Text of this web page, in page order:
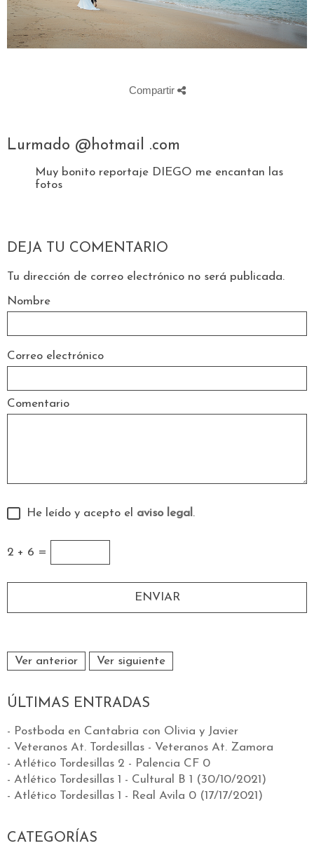
Compartir
Lurmado @hotmail .com
Muy bonito reportaje DIEGO me encantan las
fotos
DEJA TU COMENTARIO
Tu dirección de correo electrónico no será publicada.
Nombre
Correo electrónico
Comentario
He leído y acepto el aviso legal .
2 + 6 =
Ver anterior Ver siguiente
ÚLTIMAS ENTRADAS
- Postboda en Cantabria con Olivia y Javier
- Veteranos At. Tordesillas - Veteranos At. Zamora
- Atlético Tordesillas 2 - Palencia CF 0
- Atlético Tordesillas 1 - Cultural B 1 (30/10/2021)
- Atlético Tordesillas 1 - Real Avila 0 (17/17/2021)
CATEGORÍAS